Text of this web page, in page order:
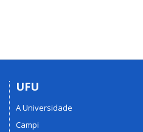
UFU
A Universidade
Campi